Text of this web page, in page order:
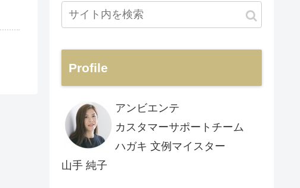
Profile
アンビエンテ
カスタマーサポートチーム
ハガキ 文例マイスター
山手 純子